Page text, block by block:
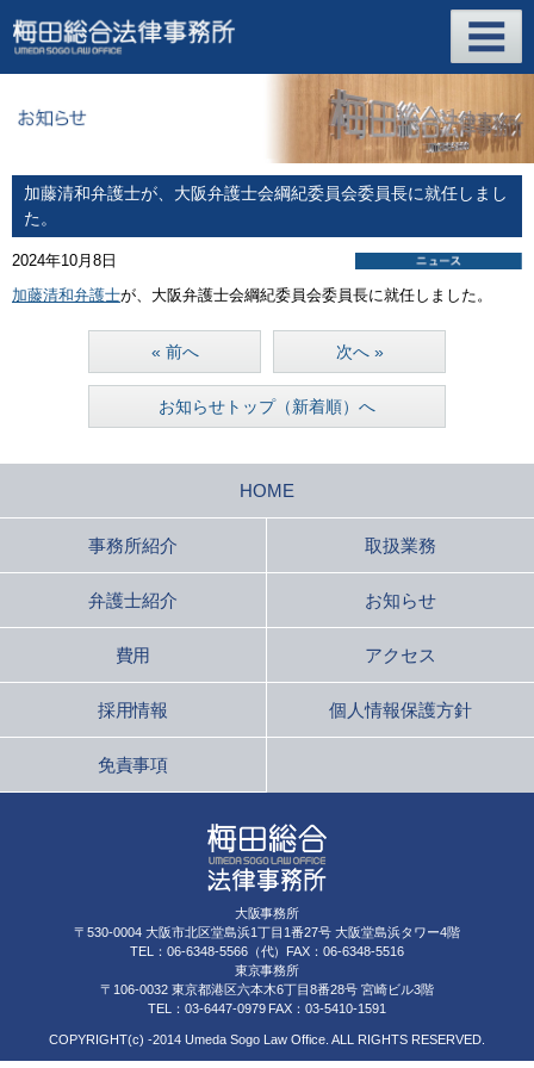
加藤清和弁護士が、大阪弁護士会綱紀委員会委員長に就任しまし
た。
2024年10月8日
加藤清和弁護士が、大阪弁護士会綱紀委員会委員長に就任しました。
« 前へ
お知らせトップ（新着順）へ
次へ »
HOME
事務所紹介 取扱業務
弁護士紹介 お知らせ
費用 アクセス
採用情報 個人情報保護方針
免責事項
大阪事務所
〒530-0004 大阪市北区堂島浜1丁目1番27号 大阪堂島浜タワー4階
TEL：06-6348-5566（代）FAX：06-6348-5516
東京事務所
〒106-0032 東京都港区六本木6丁目8番28号 宮崎ビル3階
TEL：03-6447-0979 FAX：03-5410-1591
COPYRIGHT(c) -2014 Umeda Sogo Law Office. ALL RIGHTS RESERVED.